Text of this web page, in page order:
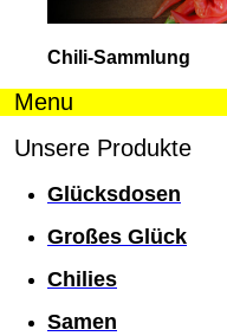
Chili-Sammlung
Menu
Unsere Produkte
Glücksdosen
Großes Glück
Chilies
Samen